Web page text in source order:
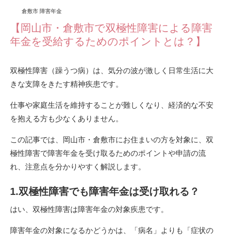
倉敷市 障害年金
【岡山市・倉敷市で双極性障害による障害
年金を受給するためのポイントとは？】
双極性障害（躁うつ病）は、気分の波が激しく日常生活に大
きな支障をきたす精神疾患です。
仕事や家庭生活を維持することが難しくなり、経済的な不安
を抱える方も少なくありません。
この記事では、岡山市・倉敷市にお住まいの方を対象に、双
極性障害で障害年金を受け取るためのポイントや申請の流
れ、注意点を分かりやすく解説します。
1.双極性障害でも障害年金は受け取れる？
はい、双極性障害は障害年金の対象疾患です。
障害年金の対象になるかどうかは、「病名」よりも「症状の